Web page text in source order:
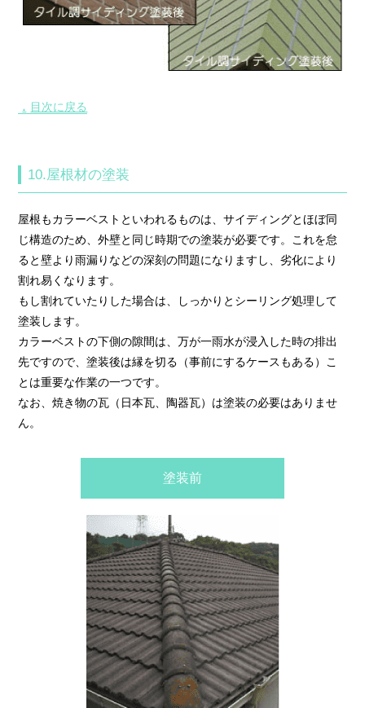
▲ 目次に戻る
10.屋根材の塗装
屋根もカラーベストといわれるものは、サイディングとほぼ同
じ構造のため、外壁と同じ時期での塗装が必要です。これを怠
ると壁より雨漏りなどの深刻の問題になりますし、劣化により
割れ易くなります。
もし割れていたりした場合は、しっかりとシーリング処理して
塗装します。
カラーベストの下側の隙間は、万が一雨水が浸入した時の排出
先ですので、塗装後は縁を切る（事前にするケースもある）こ
とは重要な作業の一つです。
なお、焼き物の瓦（日本瓦、陶器瓦）は塗装の必要はありませ
ん。
塗装前